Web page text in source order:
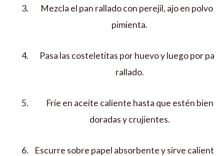
Mezcla el pan rallado con perejil, ajo en polvo y
pimienta.
Pasa las costeletitas por huevo y luego por pan
rallado.
Fríe en aceite caliente hasta que estén bien
doradas y crujientes.
Escurre sobre papel absorbente y sirve